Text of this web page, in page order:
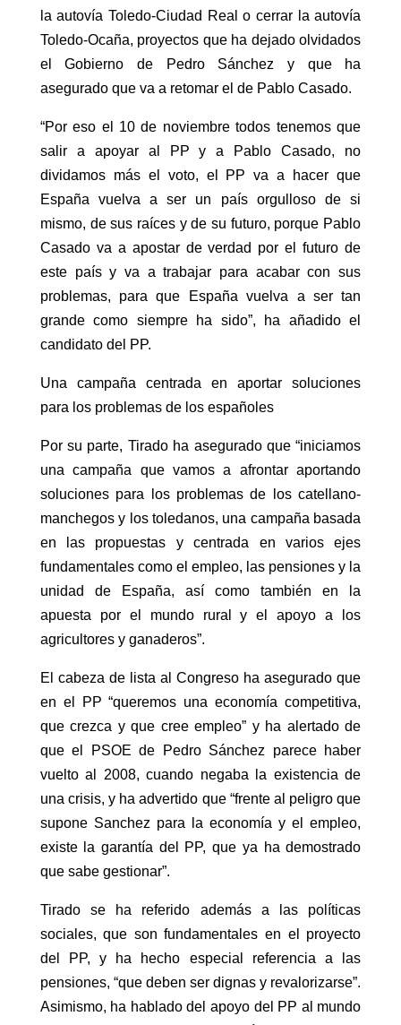
la autovía Toledo-Ciudad Real o cerrar la autovía
Toledo-Ocaña, proyectos que ha dejado olvidados
el Gobierno de Pedro Sánchez y que ha
asegurado que va a retomar el de Pablo Casado.
“Por eso el 10 de noviembre todos tenemos que
salir a apoyar al PP y a Pablo Casado, no
dividamos más el voto, el PP va a hacer que
España vuelva a ser un país orgulloso de si
mismo, de sus raíces y de su futuro, porque Pablo
Casado va a apostar de verdad por el futuro de
este país y va a trabajar para acabar con sus
problemas, para que España vuelva a ser tan
grande como siempre ha sido”, ha añadido el
candidato del PP.
Una campaña centrada en aportar soluciones
para los problemas de los españoles
Por su parte, Tirado ha asegurado que “iniciamos
una campaña que vamos a afrontar aportando
soluciones para los problemas de los catellano-
manchegos y los toledanos, una campaña basada
en las propuestas y centrada en varios ejes
fundamentales como el empleo, las pensiones y la
unidad de España, así como también en la
apuesta por el mundo rural y el apoyo a los
agricultores y ganaderos”.
El cabeza de lista al Congreso ha asegurado que
en el PP “queremos una economía competitiva,
que crezca y que cree empleo” y ha alertado de
que el PSOE de Pedro Sánchez parece haber
vuelto al 2008, cuando negaba la existencia de
una crisis, y ha advertido que “frente al peligro que
supone Sanchez para la economía y el empleo,
existe la garantía del PP, que ya ha demostrado
que sabe gestionar”.
Tirado se ha referido además a las políticas
sociales, que son fundamentales en el proyecto
del PP, y ha hecho especial referencia a las
pensiones, “que deben ser dignas y revalorizarse”.
Asimismo, ha hablado del apoyo del PP al mundo